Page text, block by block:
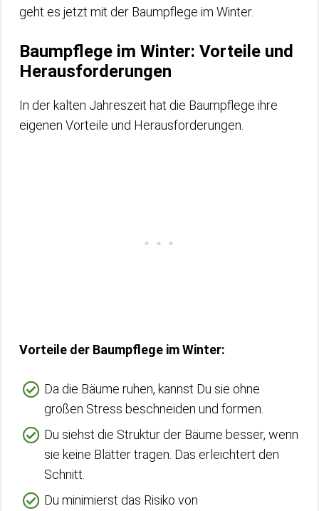
geht es jetzt mit der Baumpflege im Winter.
Baumpflege im Winter: Vorteile und
Herausforderungen
In der kalten Jahreszeit hat die Baumpflege ihre
eigenen Vorteile und Herausforderungen.
Vorteile der Baumpflege im Winter:
Da die Bäume ruhen, kannst Du sie ohne
großen Stress beschneiden und formen.
Du siehst die Struktur der Bäume besser, wenn
sie keine Blätter tragen. Das erleichtert den
Schnitt.
Du minimierst das Risiko von